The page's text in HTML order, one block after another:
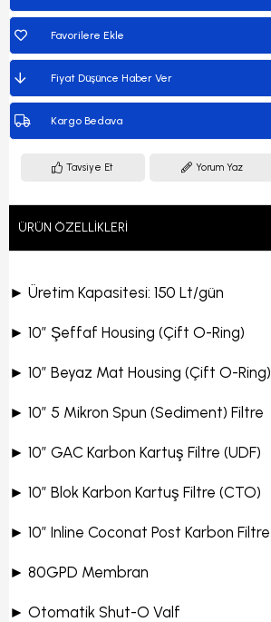
Favorilere Ekle
Fiyat Düşünce Haber Ver
Kargo Bedava
Tavsiye Et Yorum Yaz
ÜRÜN ÖZELLIKLERI
► Üretim Kapasitesi: 150 Lt/gün
► 10” Şeffaf Housing (Çift O-Ring)
► 10” Beyaz Mat Housing (Çift O-Ring)
► 10” 5 Mikron Spun (Sediment) Filtre
► 10” GAC Karbon Kartuş Filtre (UDF)
► 10” Blok Karbon Kartuş Filtre (CTO)
► 10” Inline Coconat Post Karbon Filtre
► 80GPD Membran
► Otomatik Shut-O Valf